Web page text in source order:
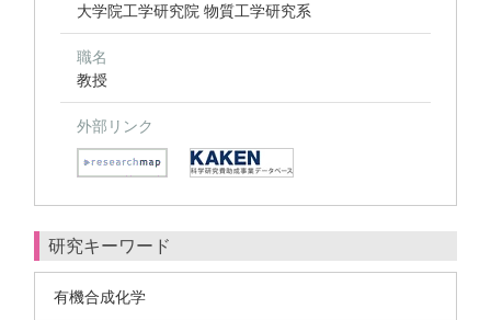
大学院工学研究院 物質工学研究系
職名
教授
外部リンク
研究キーワード
有機合成化学